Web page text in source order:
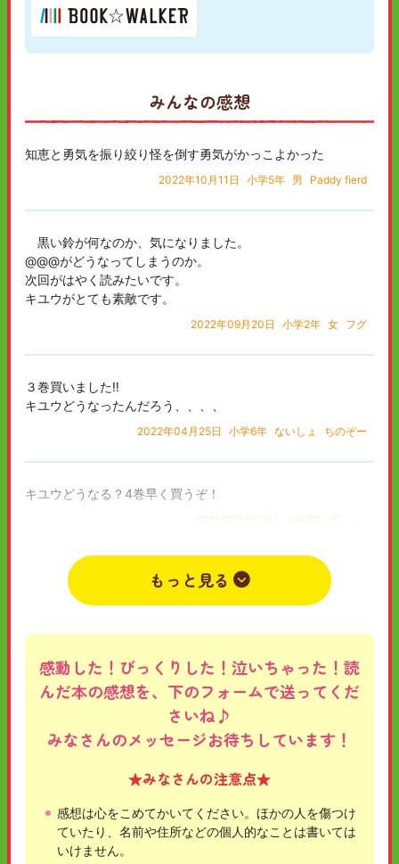
みんなの感想
知恵と勇気を振り絞り怪を倒す勇気がかっこよかった
2022年10月11日 小学5年 男 Paddy fierd
黒い鈴が何なのか、気になりました。
@@@がどうなってしまうのか。
次回がはやく読みたいです。
キユウがとても素敵です。
2022年09月20日 小学2年 女 フグ
３巻買いました‼
キユウどうなったんだろう、、、、
2022年04月25日 小学6年 ないしょ ちのぞー
キユウどうなる？4巻早く買うぞ！
2021年06月01日 小学5年 男
もっと見る
感動した！びっくりした！泣いちゃった！読
んだ本の感想を、下のフォームで送ってくだ
さいね♪
みなさんのメッセージお待ちしています！
★みなさんの注意点★
感想は心をこめてかいてください。ほかの人を傷つけ
ていたり、名前や住所などの個人的なことは書いては
いけません。